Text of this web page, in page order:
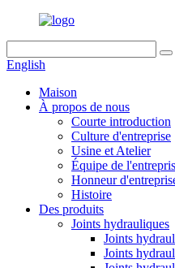
English
Maison
À propos de nous
Courte introduction
Culture d'entreprise
Usine et Atelier
Équipe de
Honneur
Histoire
Des produits
Joints hydrauliques
Joints
Joints